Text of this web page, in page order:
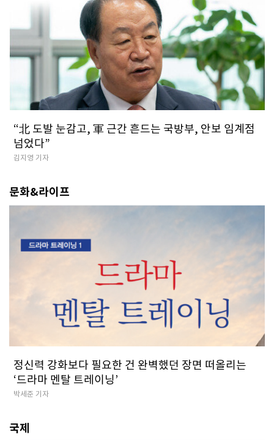
​“北 도발 눈감고, 軍 근간 흔드는 국방부, 안보 임계점
넘었다”
김지영 기자
문화&라이프
정신력 강화보다 필요한 건 완벽했던 장면 떠올리는
‘드라마 멘탈 트레이닝’
박세준 기자
국제